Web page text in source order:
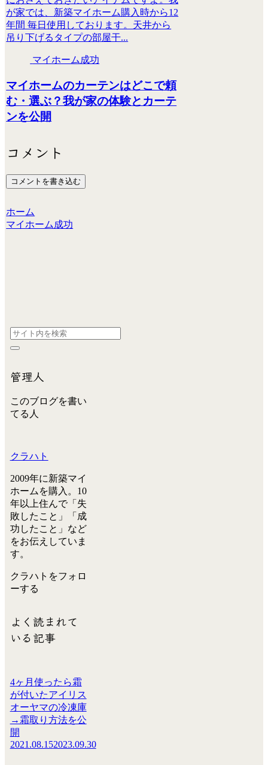
が家では、新築マイホーム購入時から12
年間 毎日使用しております。天井から
吊り下げるタイプの部屋干...
マイホーム成功
マイホームのカーテンはどこで頼
む・選ぶ？我が家の体験とカーテ
ンを公開
コメント
コメントを書き込む
ホーム
マイホーム成功
管理人
このブログを書い
てる人
クラハト
2009年に新築マイ
ホームを購入。10
年以上住んで「失
敗したこと」「成
功したこと」など
をお伝えしていま
す。
クラハトをフォロ
ーする
よく読まれて
いる記事
4ヶ月使ったら霜
が付いたアイリス
オーヤマの冷凍庫
→霜取り方法を公
開
2021.08.152023.09.30